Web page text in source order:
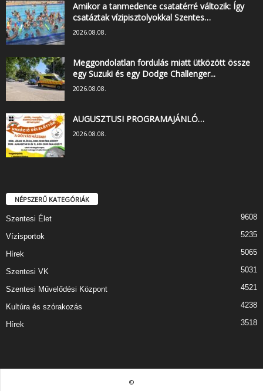
Amikor a tanmedence csatatérré változik: Így
csatáztak vízipisztolyokkal Szentes…
2026.08.08.
Meggondolatlan fordulás miatt ütközött össze
egy Suzuki és egy Dodge Challenger...
2026.08.08.
AUGUSZTUSI PROGRAMAJÁNLÓ…
2026.08.08.
NÉPSZERŰ KATEGÓRIÁK
Szentesi Élet 9608
Vízisportok 5235
Hírek 5065
Szentesi VK 5031
Szentesi Művelődési Központ 4521
Kultúra és szórakozás 4238
Hírek 3518
©